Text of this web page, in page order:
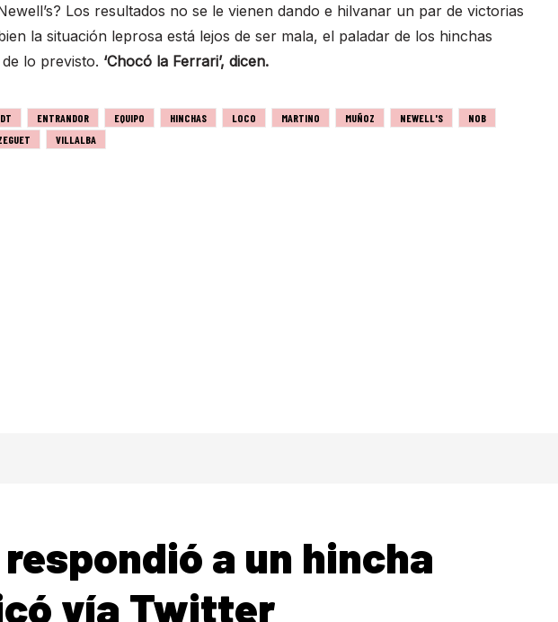
Los resultados no se le vienen dando e hilvanar un par de victorias
la situación leprosa está lejos de ser mala, el paladar de los hinchas
lo previsto. ‘Chocó la Ferrari’, dicen.
DT ENTRANDOR EQUIPO HINCHAS LOCO MARTINO MUÑOZ NEWELL'S
NOB
VILLALBA